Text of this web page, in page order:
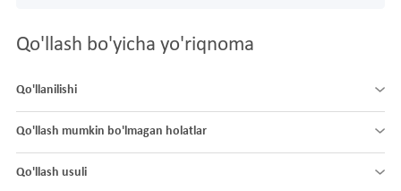
Qo'llash bo'yicha yo'riqnoma
Qo'llanilishi
Qo'llash mumkin bo'lmagan holatlar
Qo'llash usuli